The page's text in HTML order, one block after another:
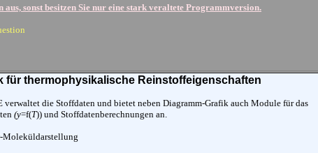
sonst besitzen Sie nur eine stark veraltete Programmversion.
für thermophysikalische Reinstoffeigenschaften
verwaltet die Stoffdaten und bietet neben Diagramm-Grafik auch Module für das
(y=f(T)) und Stoffdatenberechnungen an.
Moleküldarstellung